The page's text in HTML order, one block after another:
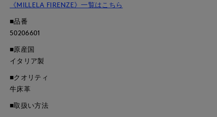
《MILLELA FIRENZE》一覧はこちら
■品番
50206601
■原産国
イタリア製
■クオリティ
牛床革
■取扱い方法